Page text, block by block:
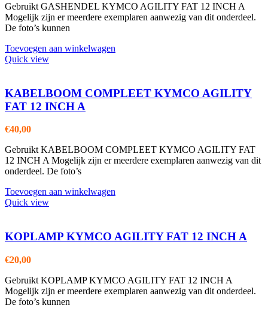
Gebruikt GASHENDEL KYMCO AGILITY FAT 12 INCH A
Mogelijk zijn er meerdere exemplaren aanwezig van dit onderdeel.
De foto’s kunnen
Toevoegen aan winkelwagen
Quick view
KABELBOOM COMPLEET KYMCO AGILITY
FAT 12 INCH A
€40,00
Gebruikt KABELBOOM COMPLEET KYMCO AGILITY FAT
12 INCH A Mogelijk zijn er meerdere exemplaren aanwezig van dit
onderdeel. De foto’s
Toevoegen aan winkelwagen
Quick view
KOPLAMP KYMCO AGILITY FAT 12 INCH A
€20,00
Gebruikt KOPLAMP KYMCO AGILITY FAT 12 INCH A
Mogelijk zijn er meerdere exemplaren aanwezig van dit onderdeel.
De foto’s kunnen